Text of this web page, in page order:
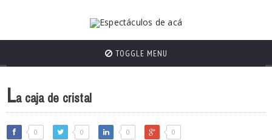
TOGGLE MENU
La caja de cristal
0 0 0 0